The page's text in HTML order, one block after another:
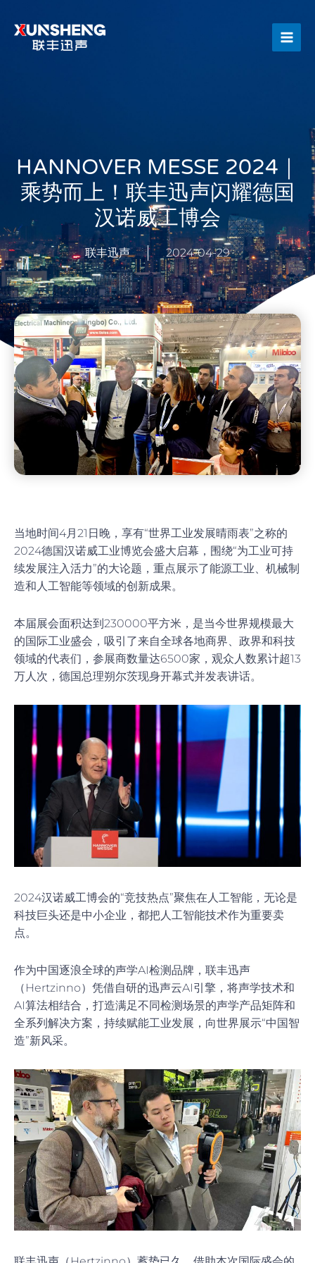
HANNOVER MESSE 2024｜
乘势而上！联丰迅声闪耀德国
汉诺威工博会
联丰迅声 2024-04-29
当地时间4月21日晚，享有“世界工业发展晴雨表”之称的
2024德国汉诺威工业博览会盛大启幕，围绕“为工业可持
续发展注入活力”的大论题，重点展示了能源工业、机械制
造和人工智能等领域的创新成果。
本届展会面积达到230000平方米，是当今世界规模最大
的国际工业盛会，吸引了来自全球各地商界、政界和科技
领域的代表们，参展商数量达6500家，观众人数累计超13
万人次，德国总理朔尔茨现身开幕式并发表讲话。
2024汉诺威工博会的“竞技热点”聚焦在人工智能，无论是
科技巨头还是中小企业，都把人工智能技术作为重要卖
点。
作为中国逐浪全球的声学AI检测品牌，联丰迅声
（Hertzinno）凭借自研的迅声云AI引擎，将声学技术和
AI算法相结合，打造满足不同检测场景的声学产品矩阵和
全系列解决方案，持续赋能工业发展，向世界展示“中国智
造”新风采。